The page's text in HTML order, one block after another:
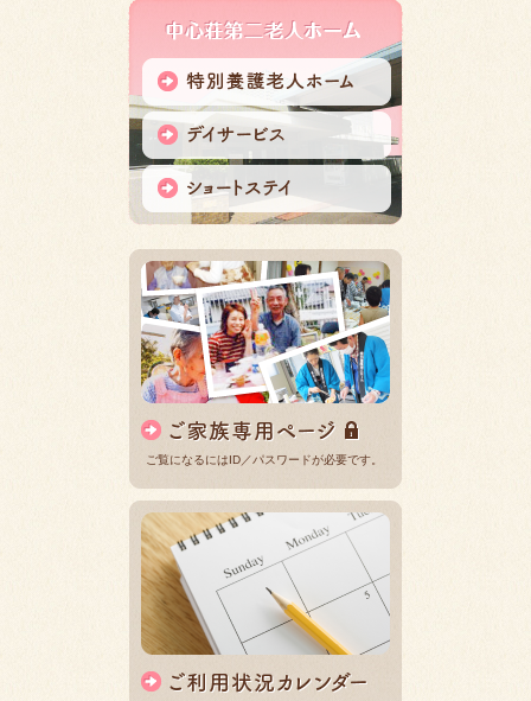
ご覧になるにはID／パスワードが必要です。